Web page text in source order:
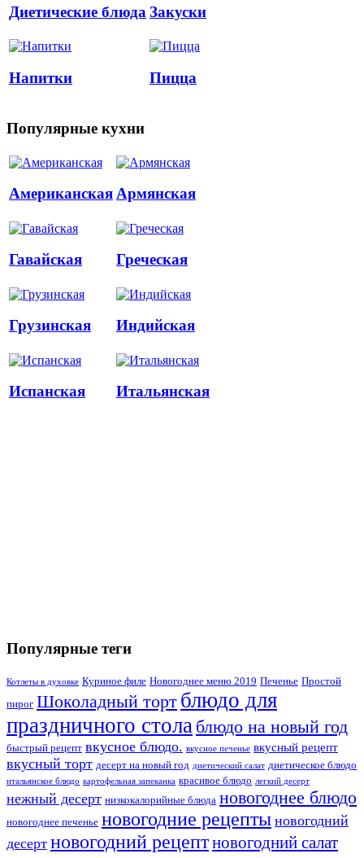
Диетические блюда Закуски
Напитки Пицца
Популярные кухни
АмериканскаяАрмянская
Гавайская Греческая
Грузинская Индийская
Испанская Итальянская
Популярные теги
Котлеты в духовке Куриное филе Новогоднее меню 2019 Печенье Простой
пирог Шоколадный торт блюдо для
праздничного стола блюдо на новый год
быстрый рецепт вкусное блюдо. вкусное печенье вкусный рецепт
вкусный торт десерт на новый год диетический салат диетическое блюдо
итальянское блюдо картофельная запеканка красивое блюдо легкий десерт
нежный десерт низкокалорийные блюда новогоднее блюдо
новогоднее печенье новогодние рецепты новогодний
десерт новогодний рецептновогодний салат